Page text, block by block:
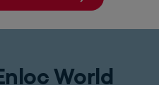
World